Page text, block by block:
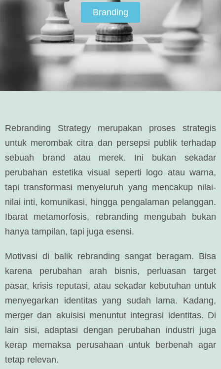
Branding
Rebranding Strategy merupakan proses strategis
untuk merombak citra dan persepsi publik terhadap
sebuah brand atau merek. Ini bukan sekadar
perubahan estetika visual seperti logo atau warna,
tapi transformasi menyeluruh yang mencakup nilai-
nilai inti, komunikasi, hingga pengalaman pelanggan.
Ibarat metamorfosis, rebranding mengubah bukan
hanya tampilan, tapi juga esensi.
Motivasi di balik rebranding sangat beragam. Bisa
karena perubahan arah bisnis, perluasan target
pasar, krisis reputasi, atau sekadar kebutuhan untuk
menyegarkan identitas yang sudah lama. Kadang,
merger dan akuisisi menuntut integrasi identitas. Di
lain sisi, adaptasi dengan perubahan industri juga
kerap memaksa perusahaan untuk berbenah agar
tetap relevan.